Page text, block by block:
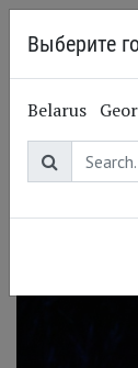
Maria
Мария
Выберите
Belarus